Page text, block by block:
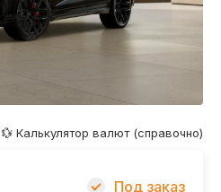
💱 Калькулятор валют (справочно)
Под заказ